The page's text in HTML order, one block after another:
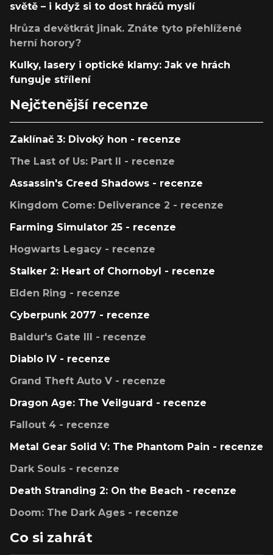
světě – i když si to dost hráčů myslí
Hrůza devětkrát jinak. Znáte tyto přehlížené
herní horory?
Kulky, lasery i optické klamy: Jak ve hrách
funguje střílení
Nejčtenější recenze
Zaklínač 3: Divoký hon - recenze
The Last of Us: Part II - recenze
Assassin's Creed Shadows - recenze
Kingdom Come: Deliverance 2 - recenze
Farming Simulator 25 - recenze
Hogwarts Legacy - recenze
Stalker 2: Heart of Chornobyl - recenze
Elden Ring - recenze
Cyberpunk 2077 - recenze
Baldur's Gate III - recenze
Diablo IV - recenze
Grand Theft Auto V - recenze
Dragon Age: The Veilguard - recenze
Fallout 4 - recenze
Metal Gear Solid V: The Phantom Pain - recenze
Dark Souls - recenze
Death Stranding 2: On the Beach - recenze
Doom: The Dark Ages - recenze
Co si zahrát